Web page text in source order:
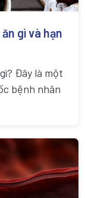
gì và hạn
Đây là một
bệnh nhân